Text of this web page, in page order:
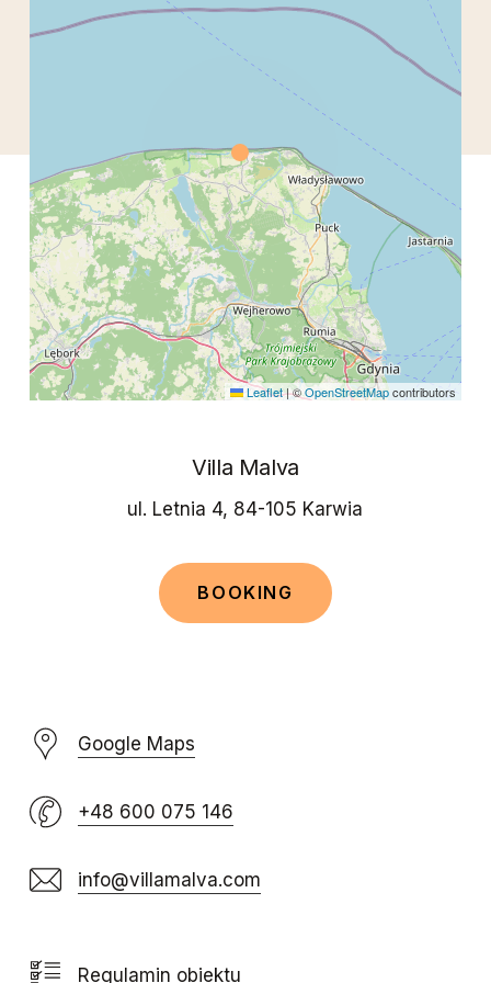
Leaflet|©OpenStreetMapcontributors
Villa Malva
ul. Letnia 4, 84-105 Karwia
B O OKIN G
Google Maps
+48 600 075 146
info@villamalva.com
Regulamin obiektu